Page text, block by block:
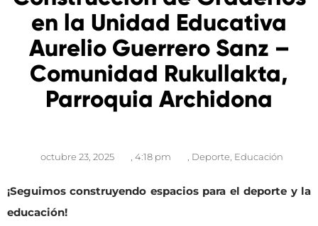
en la Unidad Educativa
Aurelio Guerrero Sanz –
Comunidad Rukullakta,
Parroquia Archidona
octubre 23, 2025 , 4:18 pm , Deporte, Educación
¡Seguimos construyendo espacios para el deporte y la
educación!